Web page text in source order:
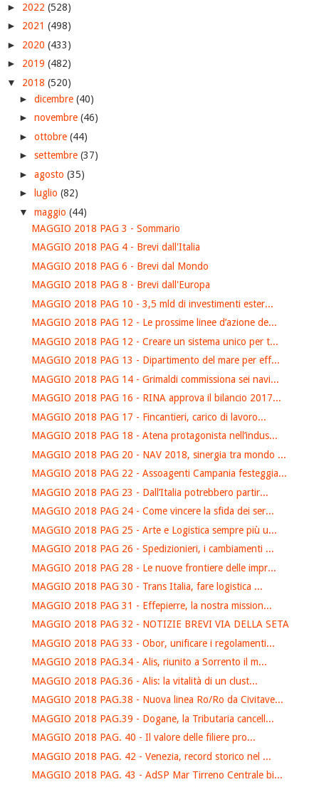
► 2022 (528)
► 2021 (498)
► 2020 (433)
► 2019 (482)
▼ 2018 (520)
► dicembre (40)
► novembre (46)
► ottobre (44)
► settembre (37)
► agosto (35)
►
luglio (82)
▼ maggio (44)
MAGGIO 2018 PAG 3 - Sommario
MAGGIO 2018 PAG 4 - Brevi dall'Italia
MAGGIO 2018 PAG 6 - Brevi dal Mondo
MAGGIO 2018 PAG 8 - Brevi dall'Europa
MAGGIO 2018 PAG 10 - 3,5 mld di investimenti ester...
MAGGIO 2018 PAG 12 - Le prossime linee d’azione de...
MAGGIO 2018 PAG 12 - Creare un sistema unico per t...
MAGGIO 2018 PAG 13 - Dipartimento del mare per eff...
MAGGIO 2018 PAG 14 - Grimaldi commissiona sei navi...
MAGGIO 2018 PAG 16 - RINA approva il bilancio 2017...
MAGGIO 2018 PAG 17 - Fincantieri, carico di lavoro...
MAGGIO 2018 PAG 18 - Atena protagonista nell’indus...
MAGGIO 2018 PAG 20 - NAV 2018, sinergia tra mondo ...
MAGGIO 2018 PAG 22 - Assoagenti Campania festeggia...
MAGGIO 2018 PAG 23 - Dall’Italia potrebbero partir...
MAGGIO 2018 PAG 24 - Come vincere la sfida dei ser...
MAGGIO 2018 PAG 25 - Arte e Logistica sempre più u...
MAGGIO 2018 PAG 26 - Spedizionieri, i cambiamenti ...
MAGGIO 2018 PAG 28 - Le nuove frontiere delle impr...
MAGGIO 2018 PAG 30 - Trans Italia, fare logistica ...
MAGGIO 2018 PAG 31 - Effepierre, la nostra mission...
MAGGIO 2018 PAG 32 - NOTIZIE BREVI VIA DELLA SETA
MAGGIO 2018 PAG 33 - Obor, unificare i regolamenti...
MAGGIO 2018 PAG.34 - Alis, riunito a Sorrento il m...
MAGGIO 2018 PAG.36 - Alis: la vitalità di un clust...
MAGGIO 2018 PAG.38 - Nuova linea Ro/Ro da Civitave...
MAGGIO 2018 PAG.39 - Dogane, la Tributaria cancell...
MAGGIO 2018 PAG. 40 - Il valore delle filiere pro...
MAGGIO 2018 PAG. 42 - Venezia, record storico nel ...
MAGGIO 2018 PAG. 43 - AdSP Mar Tirreno Centrale bi...